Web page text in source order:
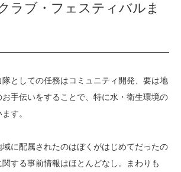
ラブ・フェスティバルま
としての任務はコミュニティ開発、要は地
手伝いをすることで、特に水・衛生環境の
す。
に配属されたのはぼくがはじめてだったの
する事前情報はほとんどなし。まわりも